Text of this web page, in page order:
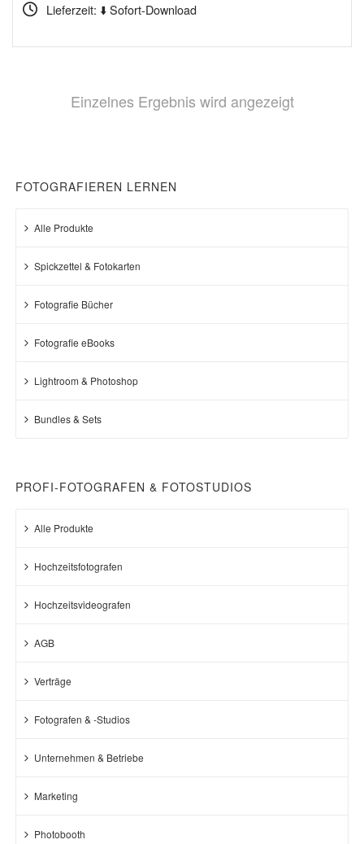
34,90 €
Lieferzeit: ⬇️ Sofort-Download
Einzelnes Ergebnis wird angezeigt
FOTOGRAFIEREN LERNEN
Alle Produkte
Spickzettel & Fotokarten
Fotografie Bücher
Fotografie eBooks
Lightroom & Photoshop
Bundles & Sets
PROFI-FOTOGRAFEN & FOTOSTUDIOS
Alle Produkte
Hochzeitsfotografen
Hochzeitsvideografen
AGB
Verträge
Fotografen & -Studios
Unternehmen & Betriebe
Marketing
Photobooth